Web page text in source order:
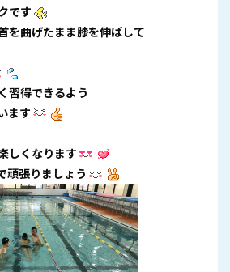
です
を曲げたまま膝を伸ばして
習得できるよう
ます
しくなります
頑張りましょう